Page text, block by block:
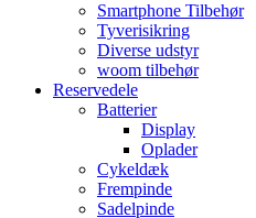
Smartphone Tilbehør
Tyverisikring
Diverse udstyr
woom tilbehør
Reservedele
Batterier
Display
Oplader
Cykeldæk
Frempinde
Sadelpinde